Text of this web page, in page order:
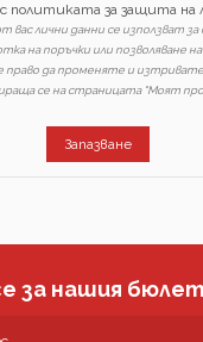
политиката за защита на
лични данни се използват за
на поръчки или позволяване
да променяте и
се на страницата "Моят
Запазване
за нашия